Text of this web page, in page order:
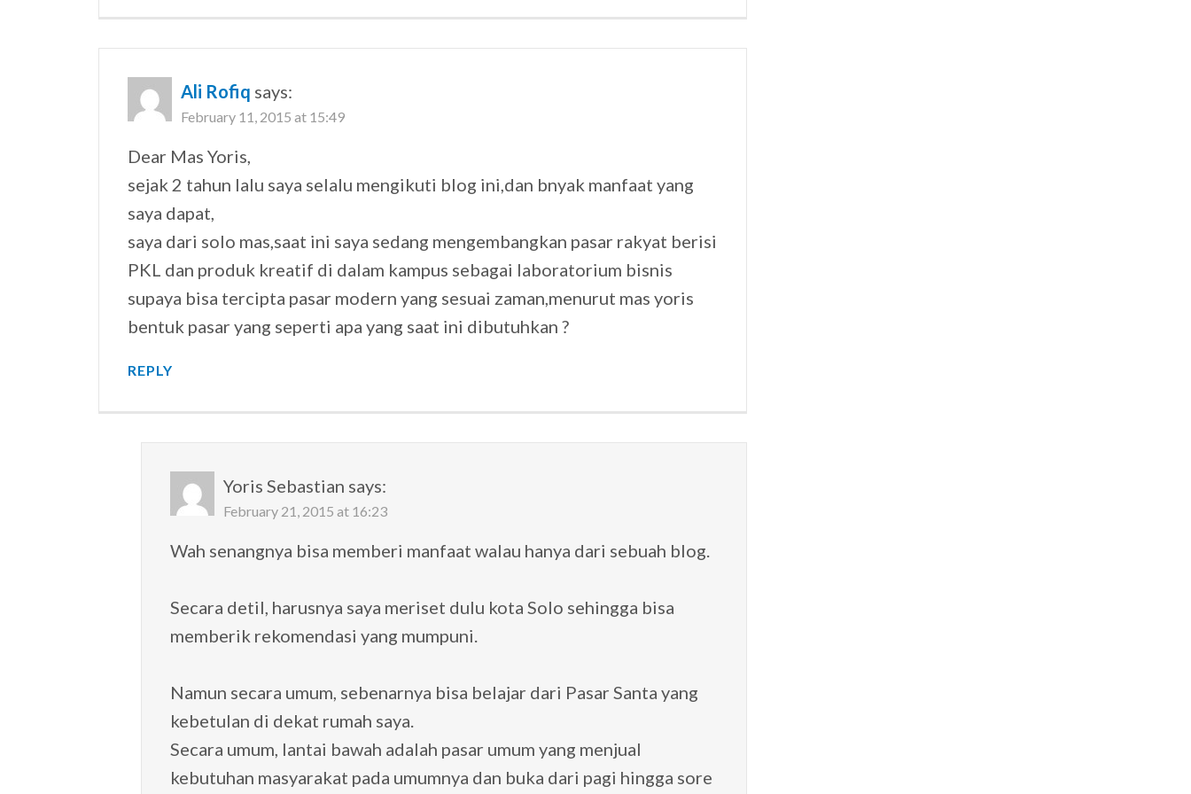
Ali Rofiq says:
February 11, 2015 at 15:49
Dear Mas Yoris,
sejak 2 tahun lalu saya selalu mengikuti blog ini,dan bnyak manfaat yang
saya dapat,
saya dari solo mas,saat ini saya sedang mengembangkan pasar rakyat berisi
PKL dan produk kreatif di dalam kampus sebagai laboratorium bisnis
supaya bisa tercipta pasar modern yang sesuai zaman,menurut mas yoris
bentuk pasar yang seperti apa yang saat ini dibutuhkan ?
REPLY
Yoris Sebastian says:
February 21, 2015 at 16:23
Wah senangnya bisa memberi manfaat walau hanya dari sebuah blog.
Secara detil, harusnya saya meriset dulu kota Solo sehingga bisa
memberik rekomendasi yang mumpuni.
Namun secara umum, sebenarnya bisa belajar dari Pasar Santa yang
kebetulan di dekat rumah saya.
Secara umum, lantai bawah adalah pasar umum yang menjual
kebutuhan masyarakat pada umumnya dan buka dari pagi hingga sore